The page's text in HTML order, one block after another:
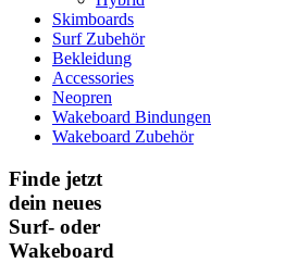
Skimboards
Surf Zubehör
Bekleidung
Accessories
Neopren
Wakeboard Bindungen
Wakeboard Zubehör
Finde jetzt
dein neues
Surf- oder
Wakeboard